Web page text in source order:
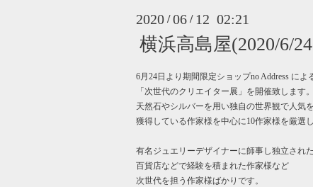
2020 /06 / 12 02:21
横浜高島屋(2020/6/
6月24日より期間限定ショップno Address によ
「次世代のクリエイター展」を開催致します。
天然石やシルバーを用い独自の世界観で人気を
獲得している作家様を中心に10作家様を厳選し
有名ジュエリーデザイナーに師事し独立され
百貨店などで経験を積まれた作家様など
次世代を担う作家様ばかりです。